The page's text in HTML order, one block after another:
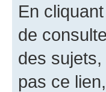
En
de
des
pas ce